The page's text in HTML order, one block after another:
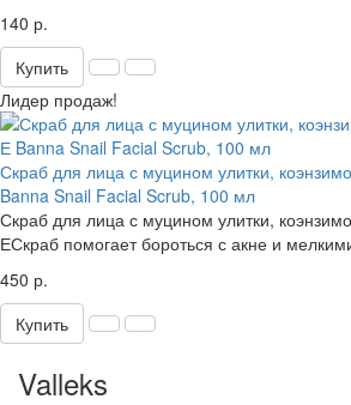
140 р.
Купить
Лидер продаж!
Скраб для лица с муцином улитки,
Banna Snail Facial Scrub, 100 мл
Скраб для лица с муцином улитки,
ЕСкраб помогает бороться с акне и
450 р.
Купить
Valleks